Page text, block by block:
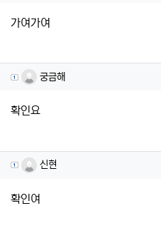
가여가여
궁금해님의 댓글
궁금해
확인요
신현님의 댓글
신현
확인여